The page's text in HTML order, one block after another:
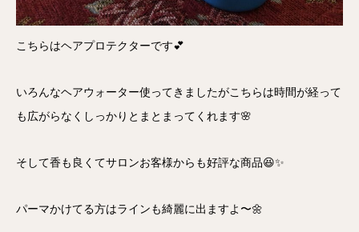
こちらはヘアプロテクターです💕
いろんなヘアウォーター使ってきましたがこちらは時間が経って
も広がらなくしっかりとまとまってくれます🌸
そして香も良くてサロンお客様からも好評な商品😆✨
パーマかけてる方はラインも綺麗に出ますよ〜🌼